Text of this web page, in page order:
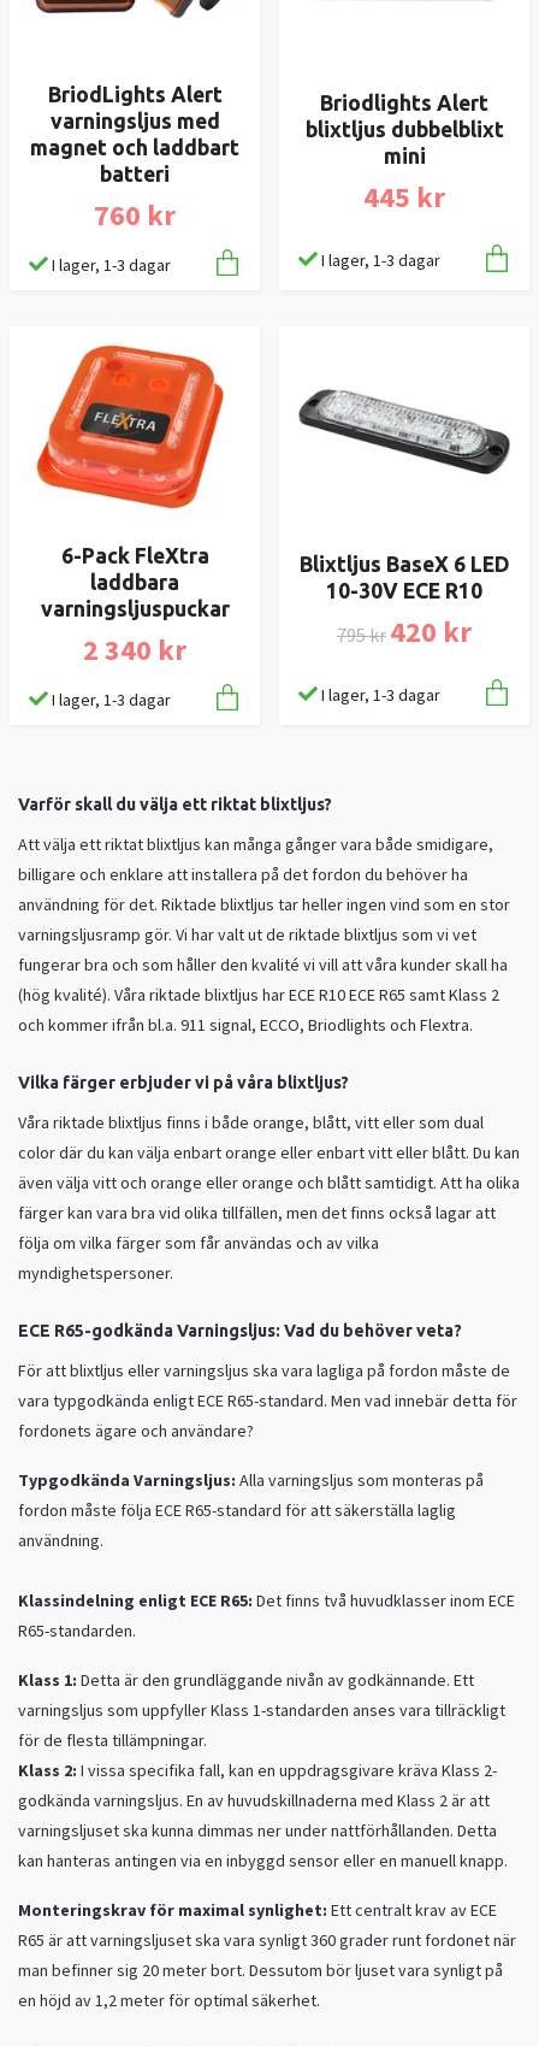
BriodLights Alert
varningsljus med
magnet och laddbart
batteri
760 kr
I lager, 1-3 dagar
Briodlights Alert
blixtljus dubbelblixt
mini
445 kr
I lager, 1-3 dagar
6-Pack FleXtra
laddbara
varningsljuspuckar
2 340 kr
I lager, 1-3 dagar
Blixtljus BaseX 6 LED
10-30V ECE R10
795 kr 420 kr
I lager, 1-3 dagar
Varför skall du välja ett riktat blixtljus?
Att välja ett riktat blixtljus kan många gånger vara både smidigare,
billigare och enklare att installera på det fordon du behöver ha
användning för det. Riktade blixtljus tar heller ingen vind som en stor
varningsljusramp gör. Vi har valt ut de riktade blixtljus som vi vet
fungerar bra och som håller den kvalité vi vill att våra kunder skall ha
(hög kvalité). Våra riktade blixtljus har ECE R10 ECE R65 samt Klass 2
och kommer ifrån bl.a. 911 signal, ECCO, Briodlights och Flextra.
Vilka färger erbjuder vi på våra blixtljus?
Våra riktade blixtljus finns i både orange, blått, vitt eller som dual
color där du kan välja enbart orange eller enbart vitt eller blått. Du kan
även välja vitt och orange eller orange och blått samtidigt. Att ha olika
färger kan vara bra vid olika tillfällen, men det finns också lagar att
följa om vilka färger som får användas och av vilka
myndighetspersoner.
ECE R65-godkända Varningsljus: Vad du behöver veta?
För att blixtljus eller varningsljus ska vara lagliga på fordon måste de
vara typgodkända enligt ECE R65-standard. Men vad innebär detta för
fordonets ägare och användare?
Typgodkända Varningsljus: Alla varningsljus som monteras på
fordon måste följa ECE R65-standard för att säkerställa laglig
användning.
Klassindelning enligt ECE R65: Det finns två huvudklasser inom ECE
R65-standarden.
Klass 1: Detta är den grundläggande nivån av godkännande. Ett
varningsljus som uppfyller Klass 1-standarden anses vara tillräckligt
för de flesta tillämpningar.
Klass 2: I vissa specifika fall, kan en uppdragsgivare kräva Klass 2-
godkända varningsljus. En av huvudskillnaderna med Klass 2 är att
varningsljuset ska kunna dimmas ner under nattförhållanden. Detta
kan hanteras antingen via en inbyggd sensor eller en manuell knapp.
Monteringskrav för maximal synlighet: Ett centralt krav av ECE
R65 är att varningsljuset ska vara synligt 360 grader runt fordonet när
man befinner sig 20 meter bort. Dessutom bör ljuset vara synligt på
en höjd av 1,2 meter för optimal säkerhet.